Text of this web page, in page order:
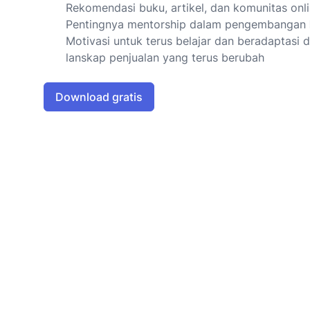
Rekomendasi buku, artikel, dan komunitas
Pentingnya mentorship dalam pengembangan
Motivasi untuk terus belajar dan beradaptasi
lanskap penjualan yang terus berubah
Download gratis